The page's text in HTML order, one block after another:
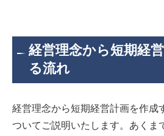
経営理念から短期経
る流れ
経営理念から短期経営計画を作成
ついてご説明いたします。あくま